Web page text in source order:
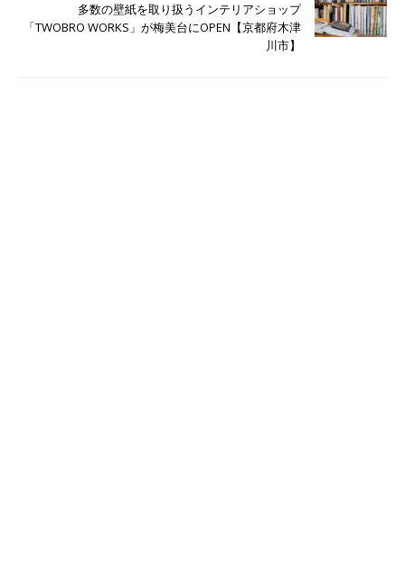
多数の壁紙を取り扱うインテリアショップ
「TWOBRO WORKS」が梅美台にOPEN【京都府木津
川市】